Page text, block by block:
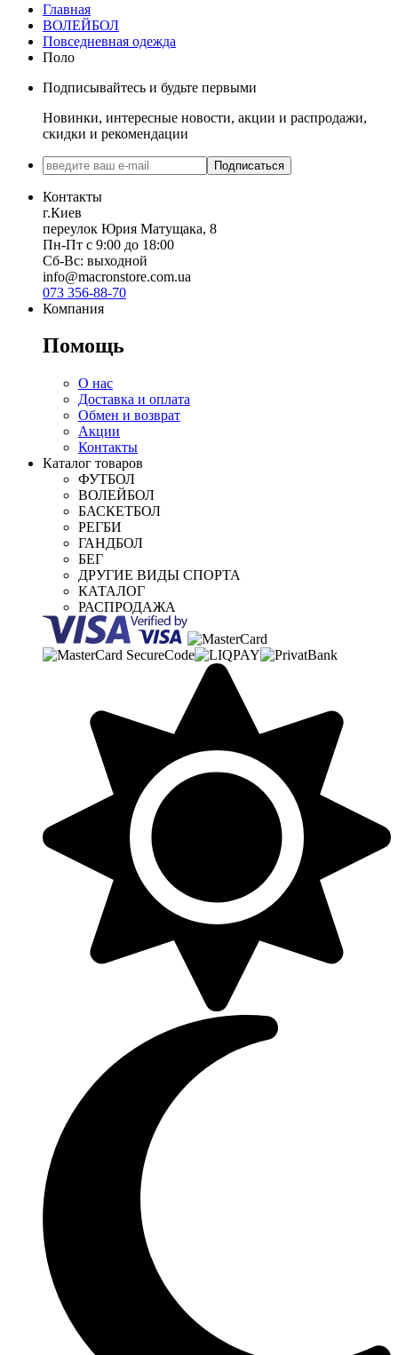
Главная
ВОЛЕЙБОЛ
Повседневная одежда
Поло
Подписывайтесь и будьте первыми
Новинки, интересные новости, акции и распродажи,
скидки и рекомендации
Подписаться
Контакты
г.Киев
переулок Юрия Матущака, 8
Пн-Пт с 9:00 до 18:00
Сб-Вс: выходной
info@macronstore.com.ua
073 356-88-70
Компания
Помощь
О нас
Доставка и оплата
Обмен и возврат
Акции
Контакты
Каталог товаров
ФУТБОЛ
ВОЛЕЙБОЛ
БАСКЕТБОЛ
РЕГБИ
ГАНДБОЛ
БЕГ
ДРУГИЕ ВИДЫ СПОРТА
КАТАЛОГ
РАСПРОДАЖА